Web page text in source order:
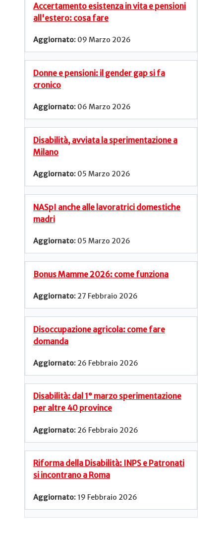
Accertamento esistenza in vita e pensioni
all'estero: cosa fare
09 Marzo 2026
Donne e pensioni: il gender gap si fa
cronico
06 Marzo 2026
Disabilità, avviata la sperimentazione a
Milano
05 Marzo 2026
NASpI anche alle lavoratrici domestiche
madri
05 Marzo 2026
Bonus Mamme 2026: come funziona
27 Febbraio 2026
Disoccupazione agricola: come fare
domanda
26 Febbraio 2026
Disabilità: dal 1° marzo sperimentazione
per altre 40 province
26 Febbraio 2026
Riforma della Disabilità: INPS e Patronati
si incontrano a Roma
19 Febbraio 2026